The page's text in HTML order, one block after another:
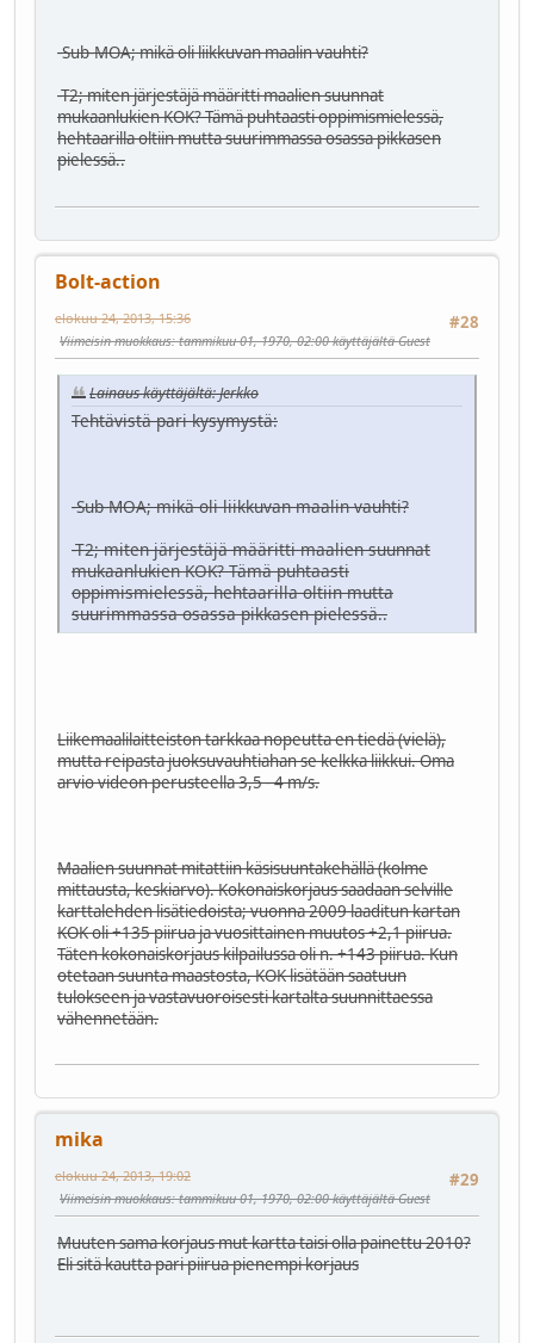
-Sub-MOA; mikä oli liikkuvan maalin vauhti?
-T2; miten järjestäjä määritti maalien suunnat
mukaanlukien KOK? Tämä puhtaasti oppimismielessä,
hehtaarilla oltiin mutta suurimmassa osassa pikkasen
pielessä..
Bolt-action
#28
elokuu 24, 2013, 15:36
Viimeisin muokkaus: tammikuu 01, 1970, 02:00 käyttäjältä Guest
Lainaus käyttäjältä: Jerkko
Tehtävistä pari kysymystä:
-Sub-MOA; mikä oli liikkuvan maalin vauhti?
-T2; miten järjestäjä määritti maalien suunnat
mukaanlukien KOK? Tämä puhtaasti
oppimismielessä, hehtaarilla oltiin mutta
suurimmassa osassa pikkasen pielessä..
Liikemaalilaitteiston tarkkaa nopeutta en tiedä (vielä),
mutta reipasta juoksuvauhtiahan se kelkka liikkui. Oma
arvio videon perusteella 3,5 - 4 m/s.
Maalien suunnat mitattiin käsisuuntakehällä (kolme
mittausta, keskiarvo). Kokonaiskorjaus saadaan selville
karttalehden lisätiedoista; vuonna 2009 laaditun kartan
KOK oli +135 piirua ja vuosittainen muutos +2,1 piirua.
Täten kokonaiskorjaus kilpailussa oli n. +143 piirua. Kun
otetaan suunta maastosta, KOK lisätään saatuun
tulokseen ja vastavuoroisesti kartalta suunnittaessa
vähennetään.
mika
#29
elokuu 24, 2013, 19:02
Viimeisin muokkaus: tammikuu 01, 1970, 02:00 käyttäjältä Guest
Muuten sama korjaus mut kartta taisi olla painettu 2010?
Eli sitä kautta pari piirua pienempi korjaus